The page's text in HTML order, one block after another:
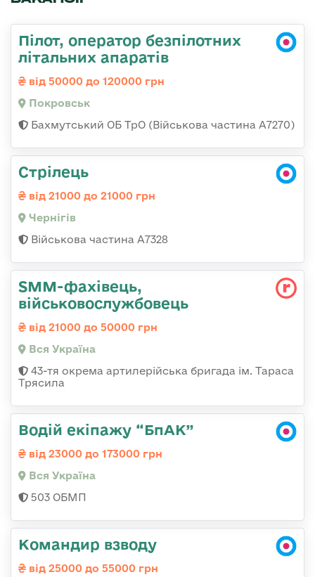
Пілот, оператор безпілотних
літальних апаратів
від 50000 до 120000 грн
Покровськ
Бахмутський ОБ ТрО (Військова частина А7270)
Стрілець
від 21000 до 21000 грн
Чернігів
Військова частина А7328
SMM-фахівець,
військовослужбовець
від 21000 до 50000 грн
Вся Україна
43-тя окрема артилерійська бригада ім. Тараса
Трясила
Водій екіпажу “БпАК”
від 23000 до 173000 грн
Вся Україна
503 ОБМП
Командир взводу
від 25000 до 55000 грн